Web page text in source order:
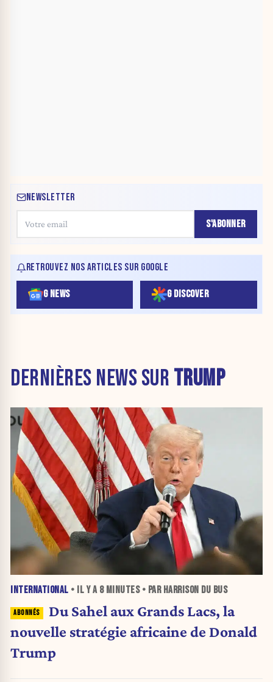
NEWSLETTER
S'ABONNER
RETROUVEZ NOS ARTICLES SUR GOOGLE
G NEWS G DISCOVER
DERNIÈRES NEWS SUR TRUMP
INTERNATIONAL • IL Y A 8 MINUTES• PAR HARRISON DU BUS
Du Sahel aux Grands Lacs, la
nouvelle stratégie africaine de Donald
Trump